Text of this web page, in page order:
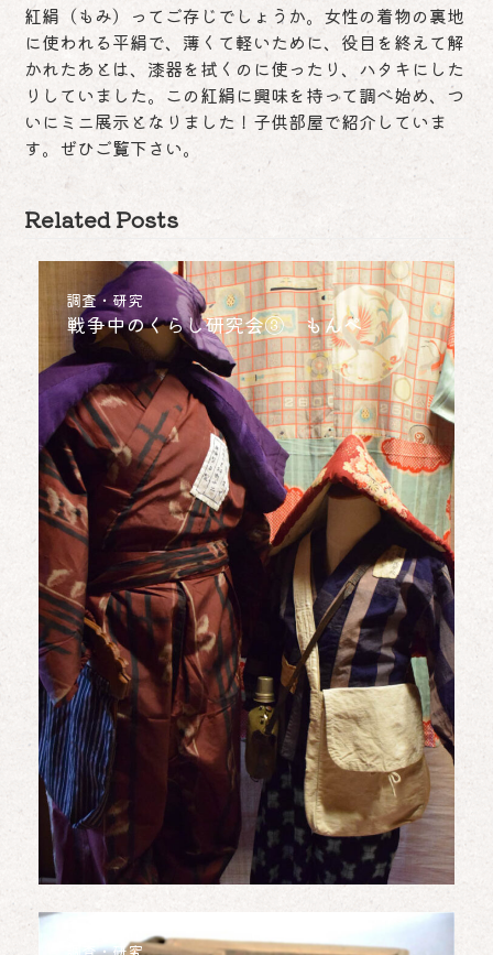
紅絹（もみ）ってご存じでしょうか。女性の着物の裏地
に使われる平絹で、薄くて軽いために、役目を終えて解
かれたあとは、漆器を拭くのに使ったり、ハタキにした
りしていました。この紅絹に興味を持って調べ始め、つ
いにミニ展示となりました！子供部屋で紹介していま
す。ぜひご覧下さい。
Related Posts
調査・研究
戦争中のくらし研究会③ もんぺ
調査・研究